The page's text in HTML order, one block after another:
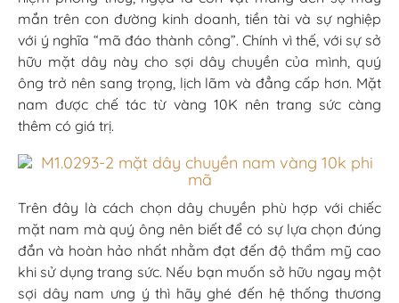
mắn trên con đường kinh doanh, tiền tài và sự nghiệp
với ý nghĩa “mã đáo thành công”. Chính vì thế, với sự sở
hữu mặt dây này cho sợi dây chuyền của mình, quý
ông trở nên sang trọng, lịch lãm và đẳng cấp hơn. Mặt
nam được chế tác từ vàng 10K nên trang sức càng
thêm có giá trị.
Trên đây là cách chọn dây chuyền phù hợp với chiếc
mặt nam mà quý ông nên biết để có sự lựa chọn đúng
đắn và hoàn hảo nhất nhằm đạt đến độ thẩm mỹ cao
khi sử dụng trang sức. Nếu bạn muốn sở hữu ngay một
sợi dây nam ưng ý thì hãy ghé đến hệ thống thương